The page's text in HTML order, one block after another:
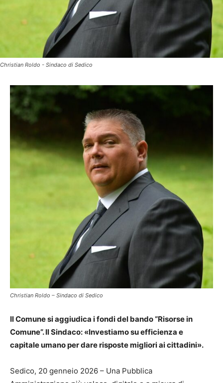
Christian Roldo - Sindaco di Sedico
Christian Roldo – Sindaco di Sedico
Il Comune si aggiudica i fondi del bando “Risorse in
Comune”. Il Sindaco: «Investiamo su efficienza e
capitale umano per dare risposte migliori ai cittadini».
Sedico, 20 genneio 2026 – Una Pubblica